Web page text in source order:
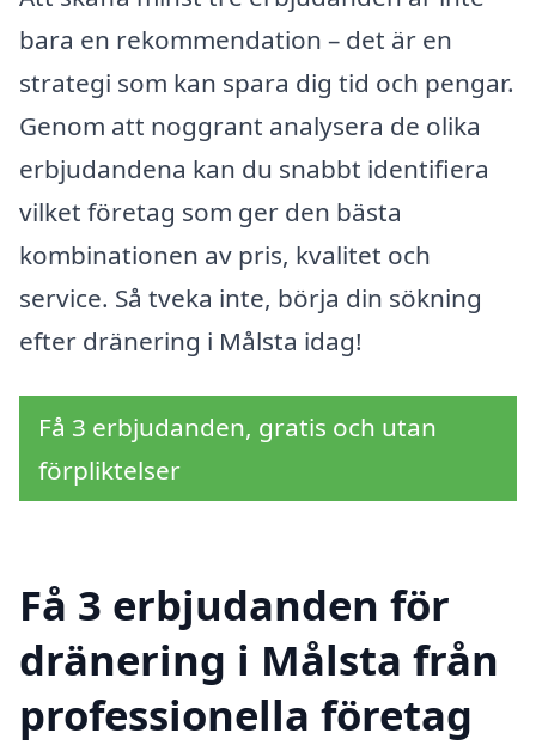
bara en rekommendation – det är en
strategi som kan spara dig tid och pengar.
Genom att noggrant analysera de olika
erbjudandena kan du snabbt identifiera
vilket företag som ger den bästa
kombinationen av pris, kvalitet och
service. Så tveka inte, börja din sökning
efter dränering i Målsta idag!
Få 3 erbjudanden, gratis och utan
förpliktelser
Få 3 erbjudanden för
dränering i Målsta från
professionella företag